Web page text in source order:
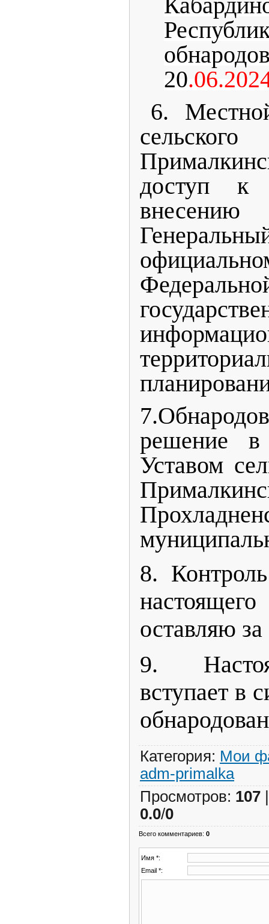
20
6.
доступ к
решение в
Уставом
8.
оставляю
9.
вступает в
Категория: Мои
adm-primalka
Просмотров: 107
0.0/0
Всего комментариев: 0
Имя *:
Email *: